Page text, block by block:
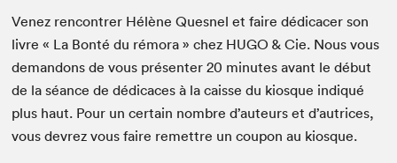
Venez ren­con­tr­er Hélène Ques­nel et faire dédi­cac­er son
livre « La Bon­té du rémo­ra » chez HUGO & Cie. Nous vous
deman­dons de vous présen­ter20 min­utes avant le début
de la séance de dédi­caces à la caisse du kiosque indiqué
plus haut. Pour un cer­tain nom­bre d’auteurs et d’autrices,
vous devrez vous faire remet­tre un coupon au kiosque.